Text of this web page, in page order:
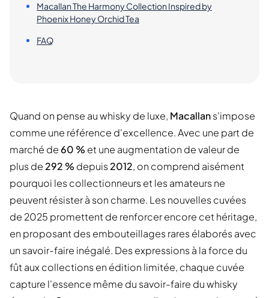
Macallan The Harmony Collection Inspired by
Phoenix Honey Orchid Tea
FAQ
Quand on pense au whisky de luxe, Macallans'impose
comme une référence d'excellence. Avec une part de
marché de 60 % et une augmentation de valeur de
plus de 292 % depuis2012, on comprend aisément
pourquoi les collectionneurs et les amateurs ne
peuvent résister à son charme. Les nouvelles cuvées
de 2025 promettent de renforcer encore cet héritage,
en proposant des embouteillages rares élaborés avec
un savoir-faire inégalé. Des expressions à la force du
fût aux collections en édition limitée, chaque cuvée
capture l'essence même du savoir-faire du whisky